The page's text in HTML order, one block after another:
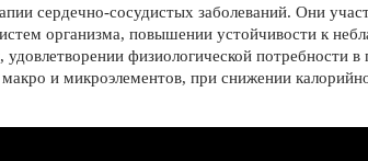
сердечно-сосудистых заболеваний. Они
организма, повышении устойчивости к
удовлетворении физиологической потребности
и микроэлементов, при снижении